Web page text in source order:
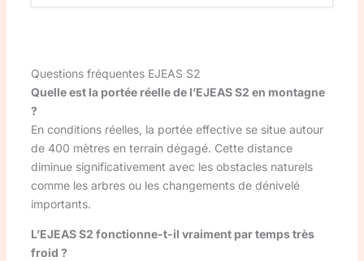
Questions fréquentes EJEAS S2
Quelle est la portée réelle de l’EJEAS S2 en montagne
?
En conditions réelles, la portée effective se situe autour
de 400 mètres en terrain dégagé. Cette distance
diminue significativement avec les obstacles naturels
comme les arbres ou les changements de dénivelé
importants.
L’EJEAS S2 fonctionne-t-il vraiment par temps très
froid ?